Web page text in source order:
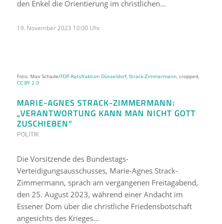
den Enkel die Orientierung im christlichen…
19. November 2023 10:00 Uhr
Foto: Max Schade/FDP-Ratsfraktion Düsseldorf, Strack-Zimmermann, cropped,
CC BY 2.0
MARIE-AGNES STRACK-ZIMMERMANN:
„VERANTWORTUNG KANN MAN NICHT GOTT
ZUSCHIEBEN“
POLITIK
Die Vorsitzende des Bundestags-
Verteidigungsausschusses, Marie-Agnes Strack-
Zimmermann, sprach am vergangenen Freitagabend,
den 25. August 2023, während einer Andacht im
Essener Dom über die christliche Friedensbotschaft
angesichts des Krieges…